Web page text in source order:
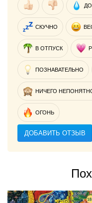
СКУЧНО
В ОТПУСК
ПОЗНАВАТЕЛЬНО
НИЧЕГО
ОГОНЬ
ДОБАВИТЬ ОТЗЫВ